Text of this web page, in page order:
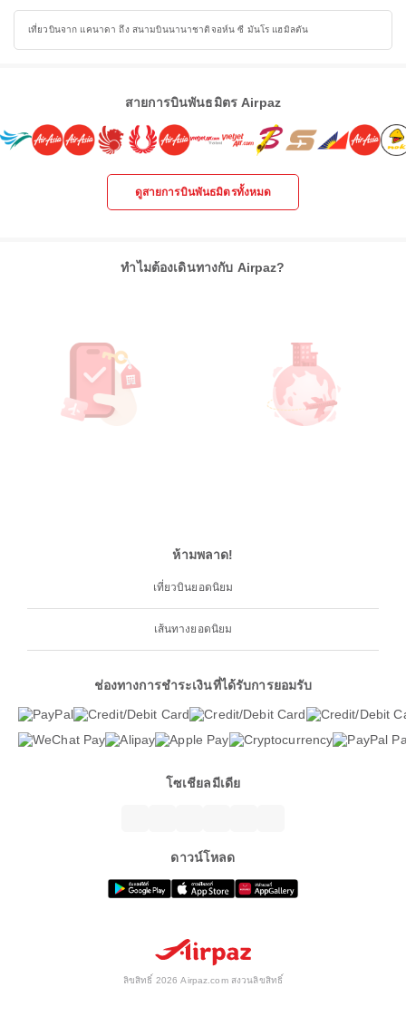
เที่ยวบินจาก แคนาดา ถึง สนามบินนานาชาติจอห์น ซี มันโร แฮมิลตัน
สายการบินพันธมิตร Airpaz
ดูสายการบินพันธมิตรทั้งหมด
ทำไมต้องเดินทางกับ Airpaz?
ห้ามพลาด!
เที่ยวบินยอดนิยม
เส้นทางยอดนิยม
ช่องทางการชำระเงินที่ได้รับการยอมรับ
โซเชียลมีเดีย
ดาวน์โหลด
ลิขสิทธิ์ 2026 Airpaz.com สงวนลิขสิทธิ์